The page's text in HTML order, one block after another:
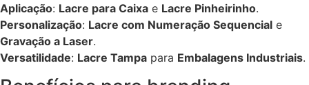
Aplicação: Lacre para Caixa e Lacre Pinheirinho.
Personalização: Lacre com Numeração Sequencial e
Gravação a Laser.
Versatilidade: Lacre Tampa para Embalagens Industriais.